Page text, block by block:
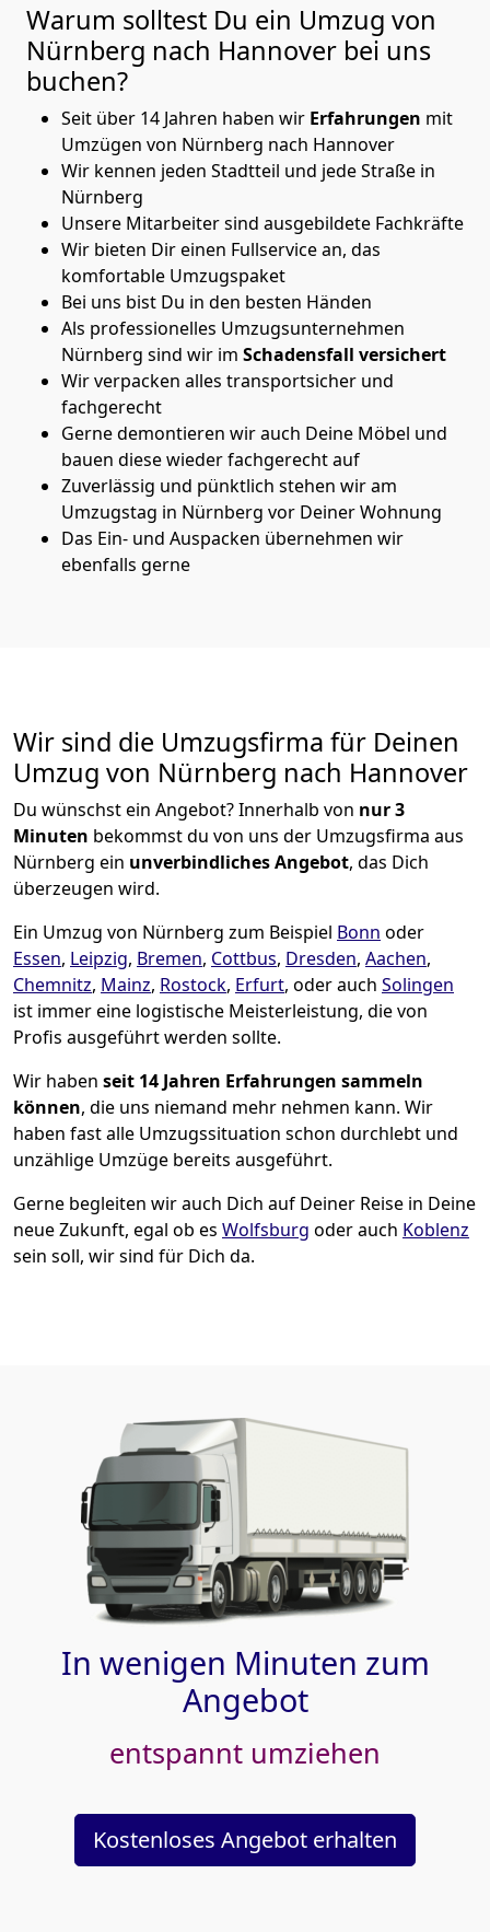
Warum solltest Du ein Umzug von
Nürnberg nach Hannover bei uns
buchen?
Seit über 14 Jahren haben wir Erfahrungen mit
Umzügen von Nürnberg nach Hannover
Wir kennen jeden Stadtteil und jede Straße in
Nürnberg
Unsere Mitarbeiter sind ausgebildete Fachkräfte
Wir bieten Dir einen Fullservice an, das
komfortable Umzugspaket
Bei uns bist Du in den besten Händen
Als professionelles Umzugsunternehmen
Nürnberg sind wir im Schadensfall versichert
Wir verpacken alles transportsicher und
fachgerecht
Gerne demontieren wir auch Deine Möbel und
bauen diese wieder fachgerecht auf
Zuverlässig und pünktlich stehen wir am
Umzugstag in Nürnberg vor Deiner Wohnung
Das Ein- und Auspacken übernehmen wir
ebenfalls gerne
Wir sind die Umzugsfirma für Deinen
Umzug von Nürnberg nach Hannover
Du wünschst ein Angebot? Innerhalb von nur 3
Minuten bekommst du von uns der Umzugsfirma aus
Nürnberg ein unverbindliches Angebot, das Dich
überzeugen wird.
Ein Umzug von Nürnberg zum Beispiel Bonn oder
Essen, Leipzig, Bremen, Cottbus, Dresden, Aachen,
Chemnitz, Mainz, Rostock, Erfurt, oder auch Solingen
ist immer eine logistische Meisterleistung, die von
Profis ausgeführt werden sollte.
Wir haben seit 14 Jahren Erfahrungen sammeln
können, die uns niemand mehr nehmen kann. Wir
haben fast alle Umzugssituation schon durchlebt und
unzählige Umzüge bereits ausgeführt.
Gerne begleiten wir auch Dich auf Deiner Reise in Deine
neue Zukunft, egal ob es Wolfsburg oder auch Koblenz
sein soll, wir sind für Dich da.
In wenigen Minuten zum
Angebot
entspannt umziehen
Kostenloses Angebot erhalten